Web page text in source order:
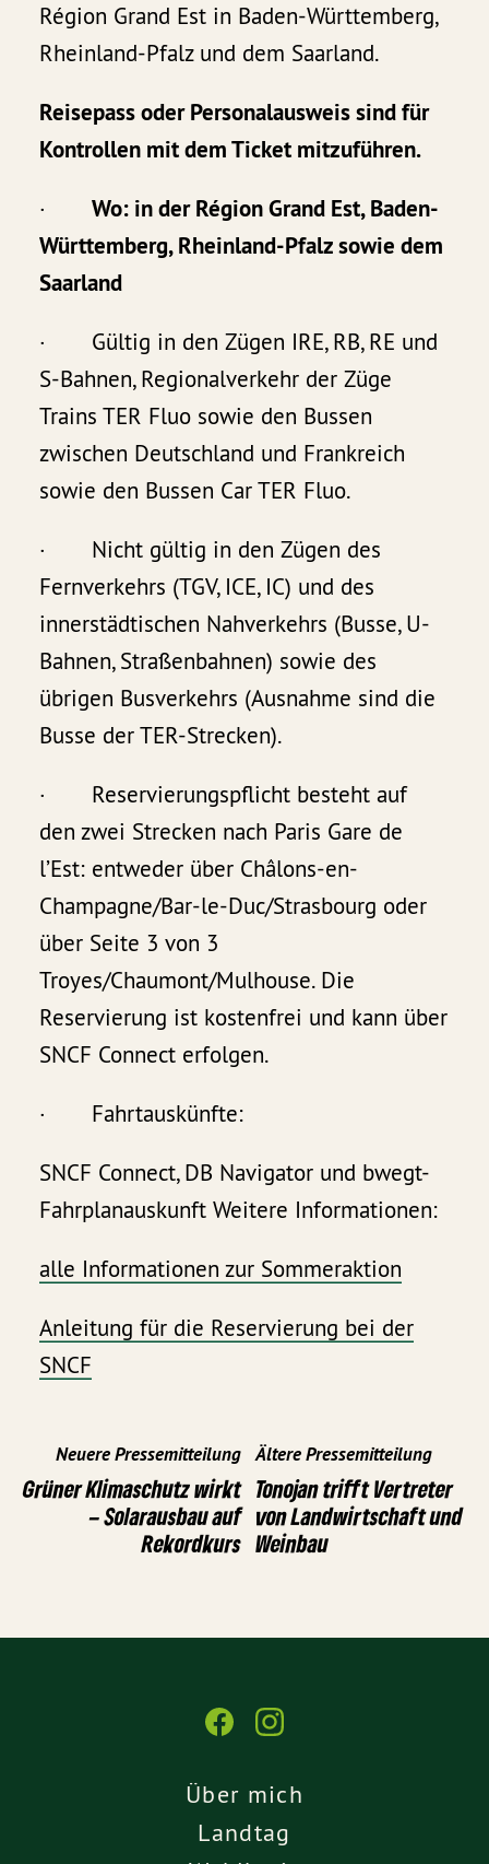
Région Grand Est in Baden-Württemberg,
Rheinland-Pfalz und dem Saarland.
Reisepass oder Personalausweis sind für
Kontrollen mit dem Ticket mitzuführen.
·Wo: in der Région Grand Est, Baden-
Württemberg, Rheinland-Pfalz sowie dem
Saarland
· Gültig in den Zügen IRE, RB, RE und
S-Bahnen, Regionalverkehr der Züge
Trains TER Fluo sowie den Bussen
zwischen Deutschland und Frankreich
sowie den Bussen Car TER Fluo.
· Nicht gültig in den Zügen des
Fernverkehrs (TGV, ICE, IC) und des
innerstädtischen Nahverkehrs (Busse, U-
Bahnen, Straßenbahnen) sowie des
übrigen Busverkehrs (Ausnahme sind die
Busse der TER-Strecken).
· Reservierungspflicht besteht auf
den zwei Strecken nach Paris Gare de
l’Est: entweder über Châlons-en-
Champagne/Bar-le-Duc/Strasbourg oder
über Seite 3 von 3
Troyes/Chaumont/Mulhouse. Die
Reservierung ist kostenfrei und kann über
SNCF Connect erfolgen.
· Fahrtauskünfte:
SNCF Connect, DB Navigator und bwegt-
Fahrplanauskunft Weitere Informationen:
alle Informationen zur Sommeraktion
Anleitung für die Reservierung bei der
SNCF
Neuere Pressemitteilung
Grüner Klimaschutz wirkt
– Solarausbau auf
Rekordkurs
Ältere Pressemitteilung
Tonojan trifft Vertreter
von Landwirtschaft und
Weinbau
Über mich
Landtag